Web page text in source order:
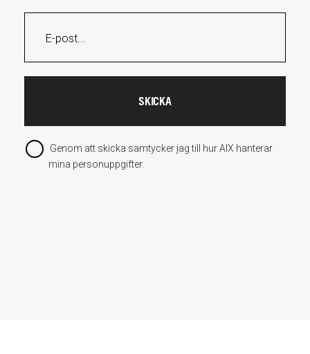
Genom att skicka samtycker jag till hur AIX hanterar
mina personuppgifter.